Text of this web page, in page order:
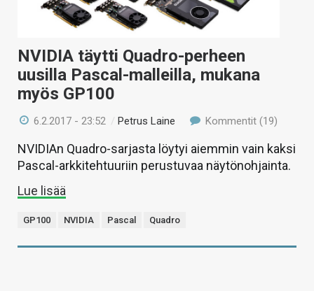
VAIHDA TEEMA
HAKU
NVIDIA täytti Quadro-perheen
uusilla Pascal-malleilla, mukana
myös GP100
6.2.2017 - 23:52 /Petrus Laine Kommentit (19)
NVIDIAn Quadro-sarjasta löytyi aiemmin vain kaksi
Pascal-arkkitehtuuriin perustuvaa näytönohjainta.
Lue lisää
GP100 NVIDIA Pascal Quadro